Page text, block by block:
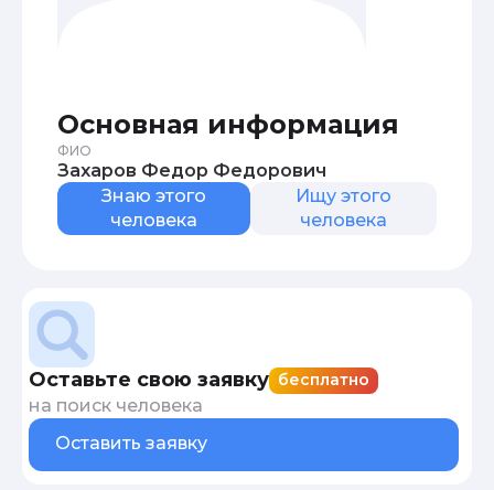
Основная информация
ФИО
Захаров Федор Федорович
Знаю этого
человека
Ищу этого
человека
Оставьте свою заявку бесплатно
на поиск человека
Оставить заявку